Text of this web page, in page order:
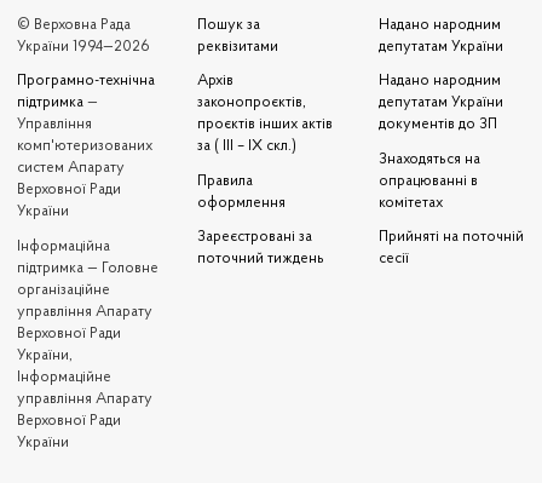
© Верховна Рада
України 1994—2026
Програмно-технічна
підтримка —
Управління
комп'ютеризованих
систем Апарату
Верховної Ради
України
Iнформаційна
підтримка — Головне
організаційне
управління Апарату
Верховної Ради
України,
Інформаційне
управління Апарату
Верховної Ради
України
Пошук за
реквізитами
Архів
законопроєктів,
проєктів інших актів
за ( III – IX скл.)
Правила
оформлення
Зареєстровані за
поточний тиждень
Надано народним
депутатам України
Надано народним
депутатам України
документів до ЗП
Знаходяться на
опрацюванні в
комітетах
Прийняті на поточній
сесії